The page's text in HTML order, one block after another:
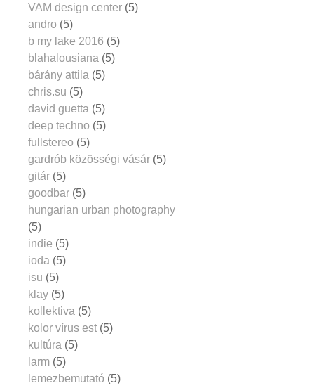
VAM design center (5)
andro (5)
b my lake 2016 (5)
blahalousiana (5)
bárány attila (5)
chris.su (5)
david guetta (5)
deep techno (5)
fullstereo (5)
gardrób közösségi vásár (5)
gitár (5)
goodbar (5)
hungarian urban photography
(5)
indie (5)
ioda (5)
isu (5)
klay (5)
kollektiva (5)
kolor vírus est (5)
kultúra (5)
larm (5)
lemezbemutató (5)